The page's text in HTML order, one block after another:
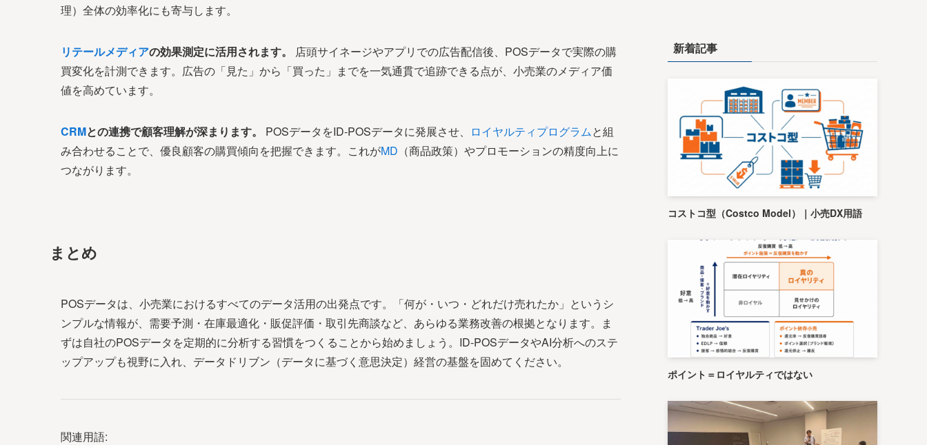
理）全体の効率化にも寄与します。
リテールメディアの効果測定に活用されます。
店頭サイネージやアプリでの広告配信後、POSデータで実際の購
買変化を計測できます。広告の「見た」から「買った」までを一気通貫で追跡できる点が、小売業のメディア価
値を高めています。
CRMとの連携で顧客理解が深まります。 POSデータをID-POSデータに発展させ、 ロイヤルティプログラムと組
み合わせることで、優良顧客の購買傾向を把握できます。これがMD （商品政策）やプロモーションの精度向上に
つながります。
まとめ
POSデータは、小売業におけるすべてのデータ活用の出発点です。「何が・いつ・どれだけ売れたか」というシ
ンプルな情報が、需要予測・在庫最適化・販促評価・取引先商談など、あらゆる業務改善の根拠となります。ま
ずは自社のPOSデータを定期的に分析する習慣をつくることから始めましょう。ID-POSデータやAI分析へのステ
ップアップも視野に入れ、データドリブン（データに基づく意思決定）経営の基盤を固めてください。
関連用語:
新着記事
コストコ型（Costco Model）｜小売DX用語
ポイント＝ロイヤルティではない